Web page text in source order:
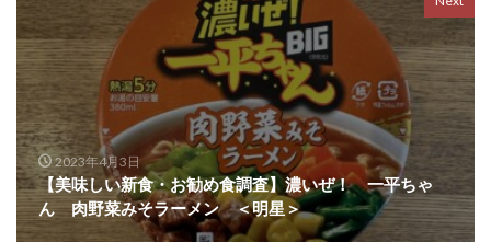
2023年4月3日
【美味しい新食・お勧め食調査】濃いぜ！ 一平ちゃ
ん 肉野菜みそラーメン ＜明星＞